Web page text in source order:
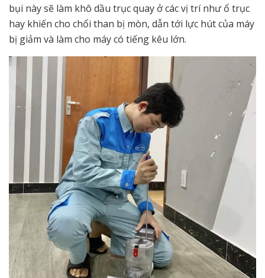
bụi này sẽ làm khô dầu trục quay ở các vị trí như ổ trục
hay khiến cho chổi than bị mòn, dẫn tới lực hút của máy
bị giảm và làm cho máy có tiếng kêu lớn.